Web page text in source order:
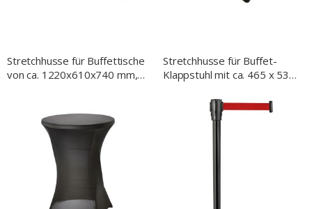
Stretchhusse für Buffettische
von ca. 1220x610x740 mm,
Stretchhusse für Buffet-
Klappstuhl mit ca. 465 x 530